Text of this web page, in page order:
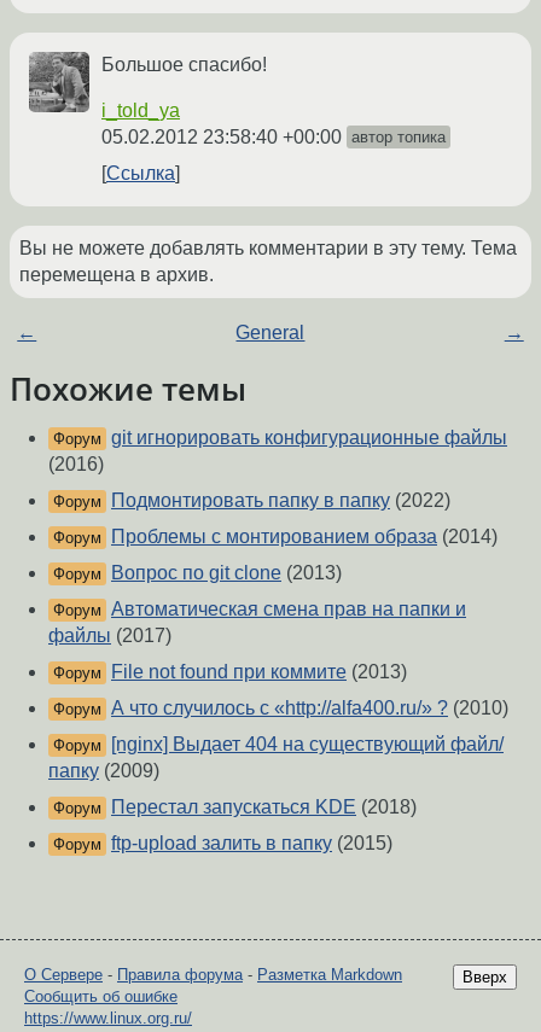
Большое спасибо!
i_told_ya
05.02.2012 23:58:40 +00:00 автор топика
Ссылка
Вы не можете добавлять комментарии в эту тему. Тема
перемещена в архив.
← General →
Похожие темы
Форум git игнорировать конфигурационные файлы
(2016)
Форум Подмонтировать папку в папку (2022)
Форум Проблемы с монтированием образа (2014)
Форум Вопрос по git clone (2013)
Форум Автоматическая смена прав на папки и
файлы (2017)
Форум File not found при коммите (2013)
Форум А что случилось с «http://alfa400.ru/» ? (2010)
Форум
[nginx] Выдает 404 на существующий файл/
папку (2009)
Форум Перестал запускаться KDE (2018)
Форум ftp-upload залить в папку (2015)
Вверх
О Сервере - Правила форума- Разметка Markdown
Сообщить об ошибке
https://www.linux.org.ru/